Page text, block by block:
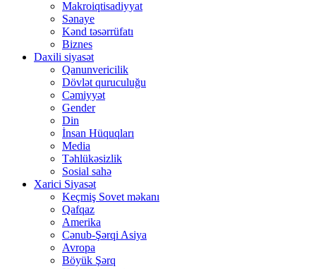
Makroiqtisadiyyat
Sənaye
Kənd təsərrüfatı
Biznes
Daxili siyasət
Qanunvericilik
Dövlət quruculuğu
Cəmiyyət
Gender
Din
İnsan Hüquqları
Media
Təhlükəsizlik
Sosial sahə
Xarici Siyasət
Keçmiş Sovet məkanı
Qafqaz
Amerika
Cənub-Şərqi Asiya
Avropa
Böyük Şərq